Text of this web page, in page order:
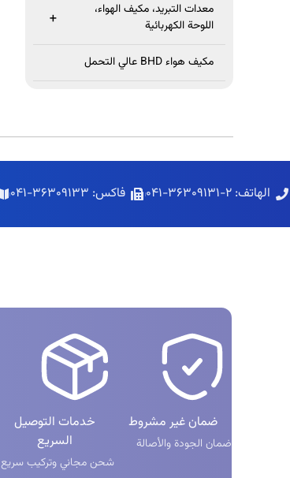
معدات التبريد، مكيف الهواء،
اللوحة الكهربائية
+
مكيف هواء BHD عالي التحمل
الهاتف: ۲-۳۶۳۰۹۱۳۱-۰۴۱ فاکس: ۳۶۳۰۹۱۳۳-۰۴۱
ضمان غير مشروط
ضمان الجودة والأصالة
خدمات التوصيل
السريع
شحن مجاني وتركيب سريع